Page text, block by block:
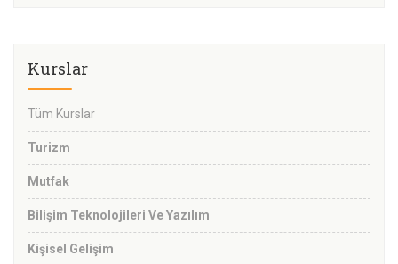
Kurslar
Tüm Kurslar
Turizm
Mutfak
Bilişim Teknolojileri Ve Yazılım
Kişisel Gelişim